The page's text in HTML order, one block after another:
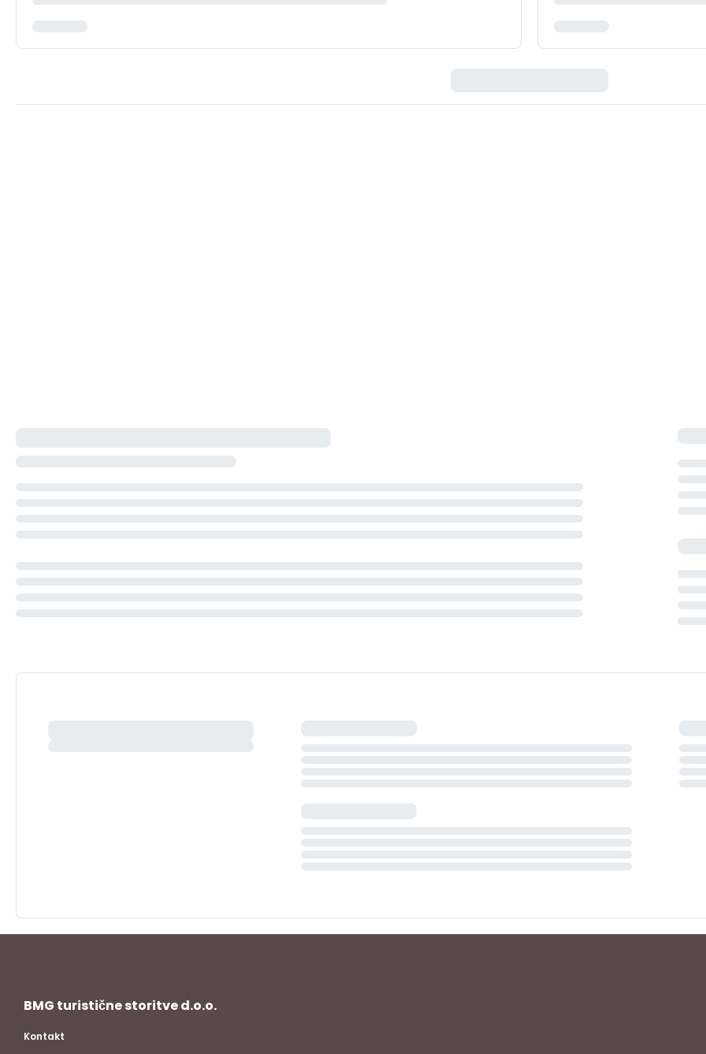
BMG turistične storitve d.o.o.
Kontakt